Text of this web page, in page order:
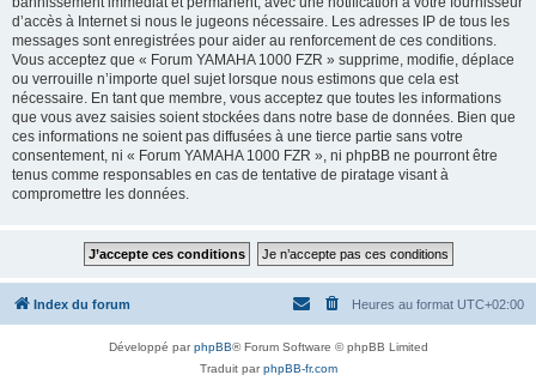
d’accès à Internet si nous le jugeons nécessaire. Les adresses IP de tous les
messages sont enregistrées pour aider au renforcement de ces conditions.
Vous acceptez que « Forum YAMAHA 1000 FZR » supprime, modifie, déplace
ou verrouille n’importe quel sujet lorsque nous estimons que cela est
nécessaire. En tant que membre, vous acceptez que toutes les informations
que vous avez saisies soient stockées dans notre base de données. Bien que
ces informations ne soient pas diffusées à une tierce partie sans votre
consentement, ni « Forum YAMAHA 1000 FZR », ni phpBB ne pourront être
tenus comme responsables en cas de tentative de piratage visant à
compromettre les données.
Index du forum Heures au format UTC+02:00
Développé parphpBB® Forum Software © phpBB Limited
Traduit parphpBB-fr.com